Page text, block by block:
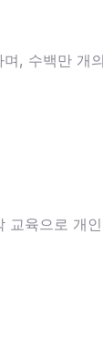
, 수백만 개
교육으로 개